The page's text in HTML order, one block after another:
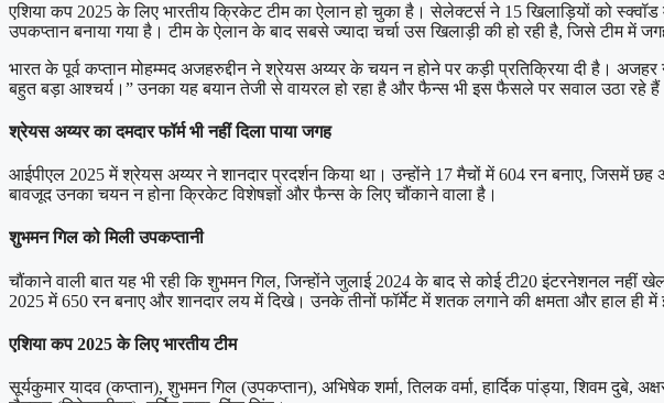
एशिया कप 2025 के लिए भारतीय क्रिकेट टीम का ऐलान हो चुका है। सेलेक्टर्स ने 15 खिलाड़ियों को
उपकप्तान बनाया गया है। टीम के ऐलान के बाद सबसे ज्यादा चर्चा उस खिलाड़ी की हो रही है, जिसे टीम में
भारत के पूर्व कप्तान मोहम्मद अजहरुद्दीन ने श्रेयस अय्यर के चयन न होने पर कड़ी प्रतिक्रिया दी है।
बहुत बड़ा आश्चर्य।” उनका यह बयान तेजी से वायरल हो रहा है और फैन्स भी इस फैसले पर सवाल उठा रहे
श्रेयस अय्यर का दमदार फॉर्म भी नहीं दिला पाया जगह
आईपीएल 2025 में श्रेयस अय्यर ने शानदार प्रदर्शन किया था। उन्होंने 17 मैचों में 604 रन बनाए,
बावजूद उनका चयन न होना क्रिकेट विशेषज्ञों और फैन्स के लिए चौंकाने वाला है।
शुभमन गिल को मिली उपकप्तानी
चौंकाने वाली बात यह भी रही कि शुभमन गिल, जिन्होंने जुलाई 2024 के बाद से कोई टी20 इंटरनेशनल नहीं
2025 में 650 रन बनाए और शानदार लय में दिखे। उनके तीनों फॉर्मेट में शतक लगाने की क्षमता और हाल ही
एशिया कप 2025 के लिए भारतीय टीम
सूर्यकुमार यादव (कप्तान), शुभमन गिल (उपकप्तान), अभिषेक शर्मा, तिलक वर्मा, हार्दिक पांड्या, शिवम